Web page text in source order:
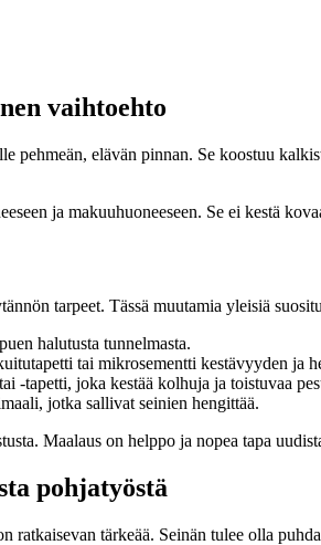
vaihtoehto
elävän pinnan. Se koostuu
ja makuuhuoneeseen. Se ei kestä
tarpeet. Tässä muutamia yleisiä
halutusta tunnelmasta.
tai mikrosementti kestävyyden ja
-tapetti, joka kestää kolhuja ja toistuvaa
jotka sallivat seinien hengittää.
Maalaus on helppo ja nopea tapa
pohjatyöstä
tärkeää. Seinän tulee olla